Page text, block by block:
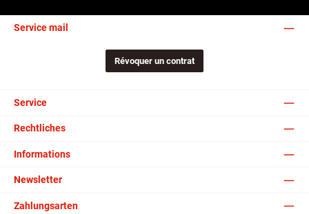
Service mail
Révoquer un contrat
Service
Rechtliches
Informations
Newsletter
Zahlungsarten